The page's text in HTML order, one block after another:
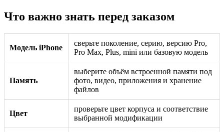
Что важно знать перед заказом
Модель iPhone
сверьте поколение, серию, версию Pro,
Pro Max, Plus, mini или базовую модель
Память
выберите объём встроенной памяти под
фото, видео, приложения и хранение
файлов
Цвет
проверьте цвет корпуса и соответствие
выбранной модификации